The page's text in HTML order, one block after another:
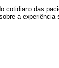
cotidiano das
a